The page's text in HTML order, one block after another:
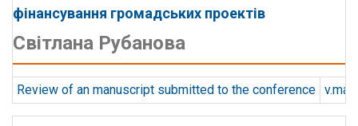
фінансування громадських проектів
Світлана Рубанова
Review of an manuscript submitted to the conference